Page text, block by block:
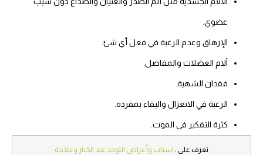
عضوي.
الإرهاق وعدم الرغبة في فعل أي شئ.
آلام العضلات والمفاصل.
فقدان الشهية.
الرغبة في الانعزال والبقاء بمفرده.
كثرة التفكير في الموت.
تعرف على : اسباب وأعراض التوحد عند الكبار وعلاجة